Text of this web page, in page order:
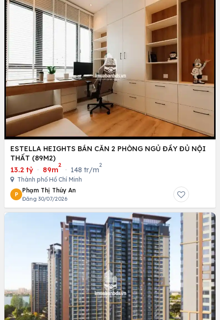
ESTELLA HEIGHTS BÁN CĂN 2 PHÒNG NGỦ ĐẦY ĐỦ NỘI
THẤT (89M2)
13.2 tỷ · 89m
2
· 148 tr/m
2
Thành phố Hồ Chí Minh
P
Phạm Thị Thúy An
Đăng 30/07/2026